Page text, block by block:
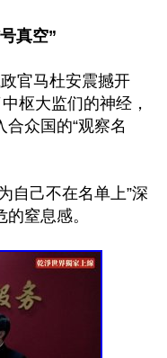
真空”
官马杜安震撼开
枢大监们的神经，
众国的“观察名
自己不在名单上”深
窒息感。